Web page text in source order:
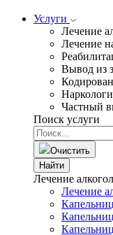
Услуги
Лечение
Лечение
Вывод из
Частный
Поиск услуги
Очистить
Найти
Лечение
Лечение